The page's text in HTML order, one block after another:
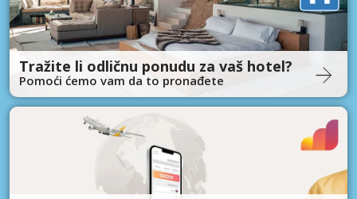
Tražite li odličnu ponudu za vaš hotel?
Pomoći ćemo vam da to pronađete